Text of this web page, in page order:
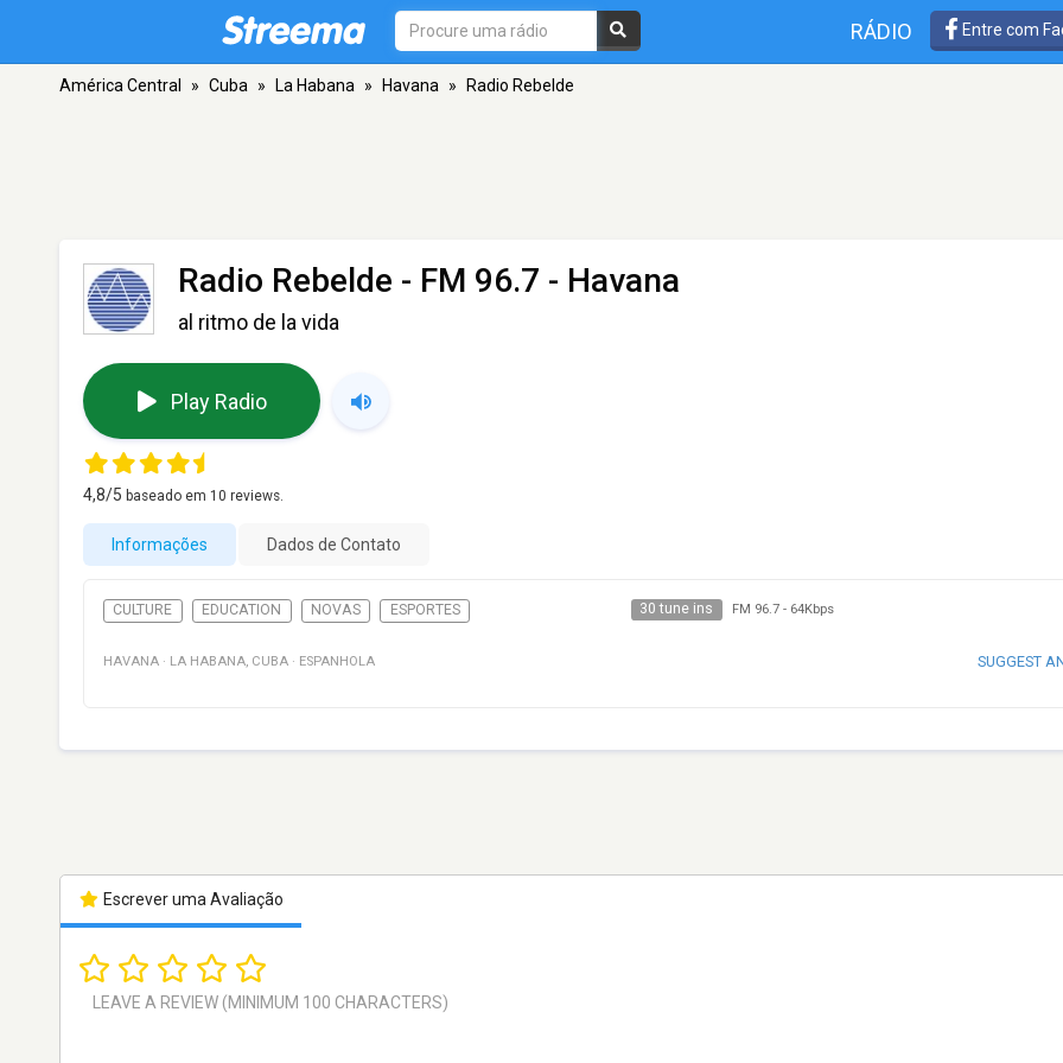
RÁDIO Entre com
América Central » Cuba » La Habana » Havana » Radio Rebelde
Radio Rebelde - FM 96.7 - Havana
al ritmo de la vida
Play Radio
4,8/5 baseado em 10 reviews.
Informações Dados de Contato
CULTURE EDUCATION NOVAS ESPORTES 30 tune ins FM 96.7- 64Kbps
HAVANA · LA HABANA, CUBA · ESPANHOLA SUGGEST
Escrever uma Avaliação